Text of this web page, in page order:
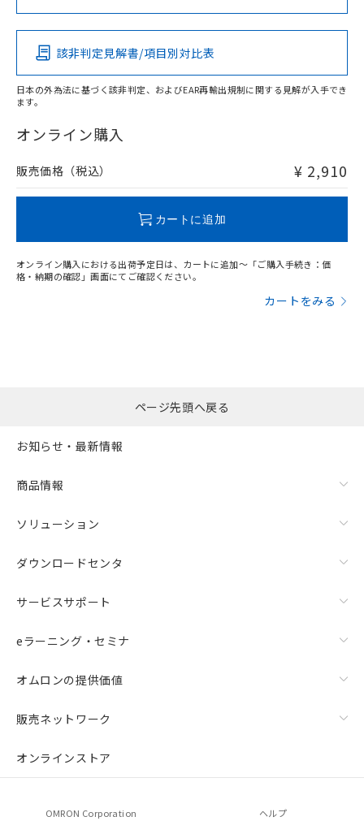
Pb Hg Cd Cr(VI)
O
在庫等で未対応品が混在する可能性があります。
問い合わせください。
この製品の規格認証/適合状況ページへ
その他の認証はこちらのページからご検索ください
該非判定見解書/項目別対比表
日本の外為法に基づく該非判定、およびEAR再輸出規制に関する見解が入手でき
ます。
オンライン購入
販売価格（税込） ¥ 2,910
カートに追加
オンライン購入における出荷予定日は、カートに追加～「ご購入手続き：価
格・納期の確認」画面にてご確認ください。
カートをみる
ページ先頭へ戻る
お知らせ・最新情報
商品情報
ソリューション
ダウンロードセンタ
サービスサポート
eラーニング・セミナ
オムロンの提供価値
販売ネットワーク
オンラインストア
OMRON Corporation ヘルプ